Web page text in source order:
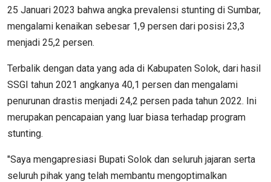
25 Januari 2023 bahwa angka prevalensi stunting di Sumbar,
mengalami kenaikan sebesar 1,9 persen dari posisi 23,3
menjadi 25,2 persen.
Terbalik dengan data yang ada di Kabupaten Solok, dari hasil
SSGI tahun 2021 angkanya 40,1 persen dan mengalami
penurunan drastis menjadi 24,2 persen pada tahun 2022. Ini
merupakan pencapaian yang luar biasa terhadap program
stunting.
"Saya mengapresiasi Bupati Solok dan seluruh jajaran serta
seluruh pihak yang telah membantu mengoptimalkan